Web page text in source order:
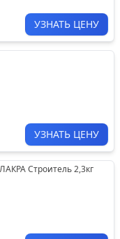
УЗНАТЬ ЦЕНУ
УЗНАТЬ ЦЕНУ
Строитель 2,3кг